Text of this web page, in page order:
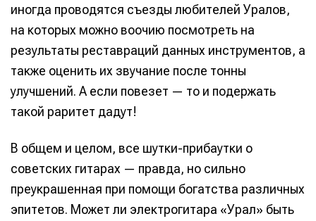
Политику обработки персональных данныхиПравила
площадки
Политику обработки персональных данныхиПравила
площадки
Политику обработки персональных данныхиПравила
площадки
Мы в социальных сетях
Информация
О проекте Реклама
Политику обработки персональных данныхиПравила
площадки
Мы в социальных сетях
Информация
О проекте Реклама
иногда проводятся съезды любителей Уралов,
на которых можно воочию посмотреть на
результаты реставраций данных инструментов, а
также оценить их звучание после тонны
улучшений. А если повезет — то и подержать
такой раритет дадут!
В общем и целом, все шутки-прибаутки о
советских гитарах — правда, но сильно
преукрашенная при помощи богатства различных
эпитетов. Может ли электрогитара «Урал» быть